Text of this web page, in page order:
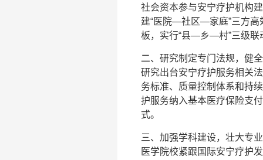
社会资本参与安宁疗护机构
建“医院—社区—家庭”三方高
板，实行“县—乡—村”三级联
二、研究制定专门法规，健
研究出台安宁疗护服务相关
务标准、质量控制体系和持
护服务纳入基本医疗保险支
式。
三、加强学科建设，壮大专
医学院校紧跟国际安宁疗护